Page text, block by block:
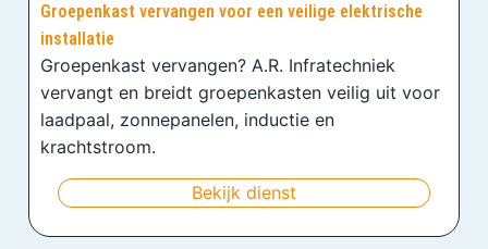
Groepenkast vervangen voor een veilige elektrische
installatie
Groepenkast vervangen? A.R. Infratechniek
vervangt en breidt groepenkasten veilig uit voor
laadpaal, zonnepanelen, inductie en
krachtstroom.
Bekijk dienst